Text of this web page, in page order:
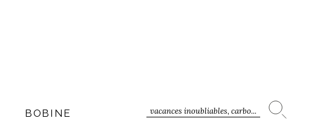
vacances inoubliables, carbo...
BOBINE